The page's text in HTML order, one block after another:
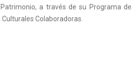
a través de su Programa de
Colaboradoras.